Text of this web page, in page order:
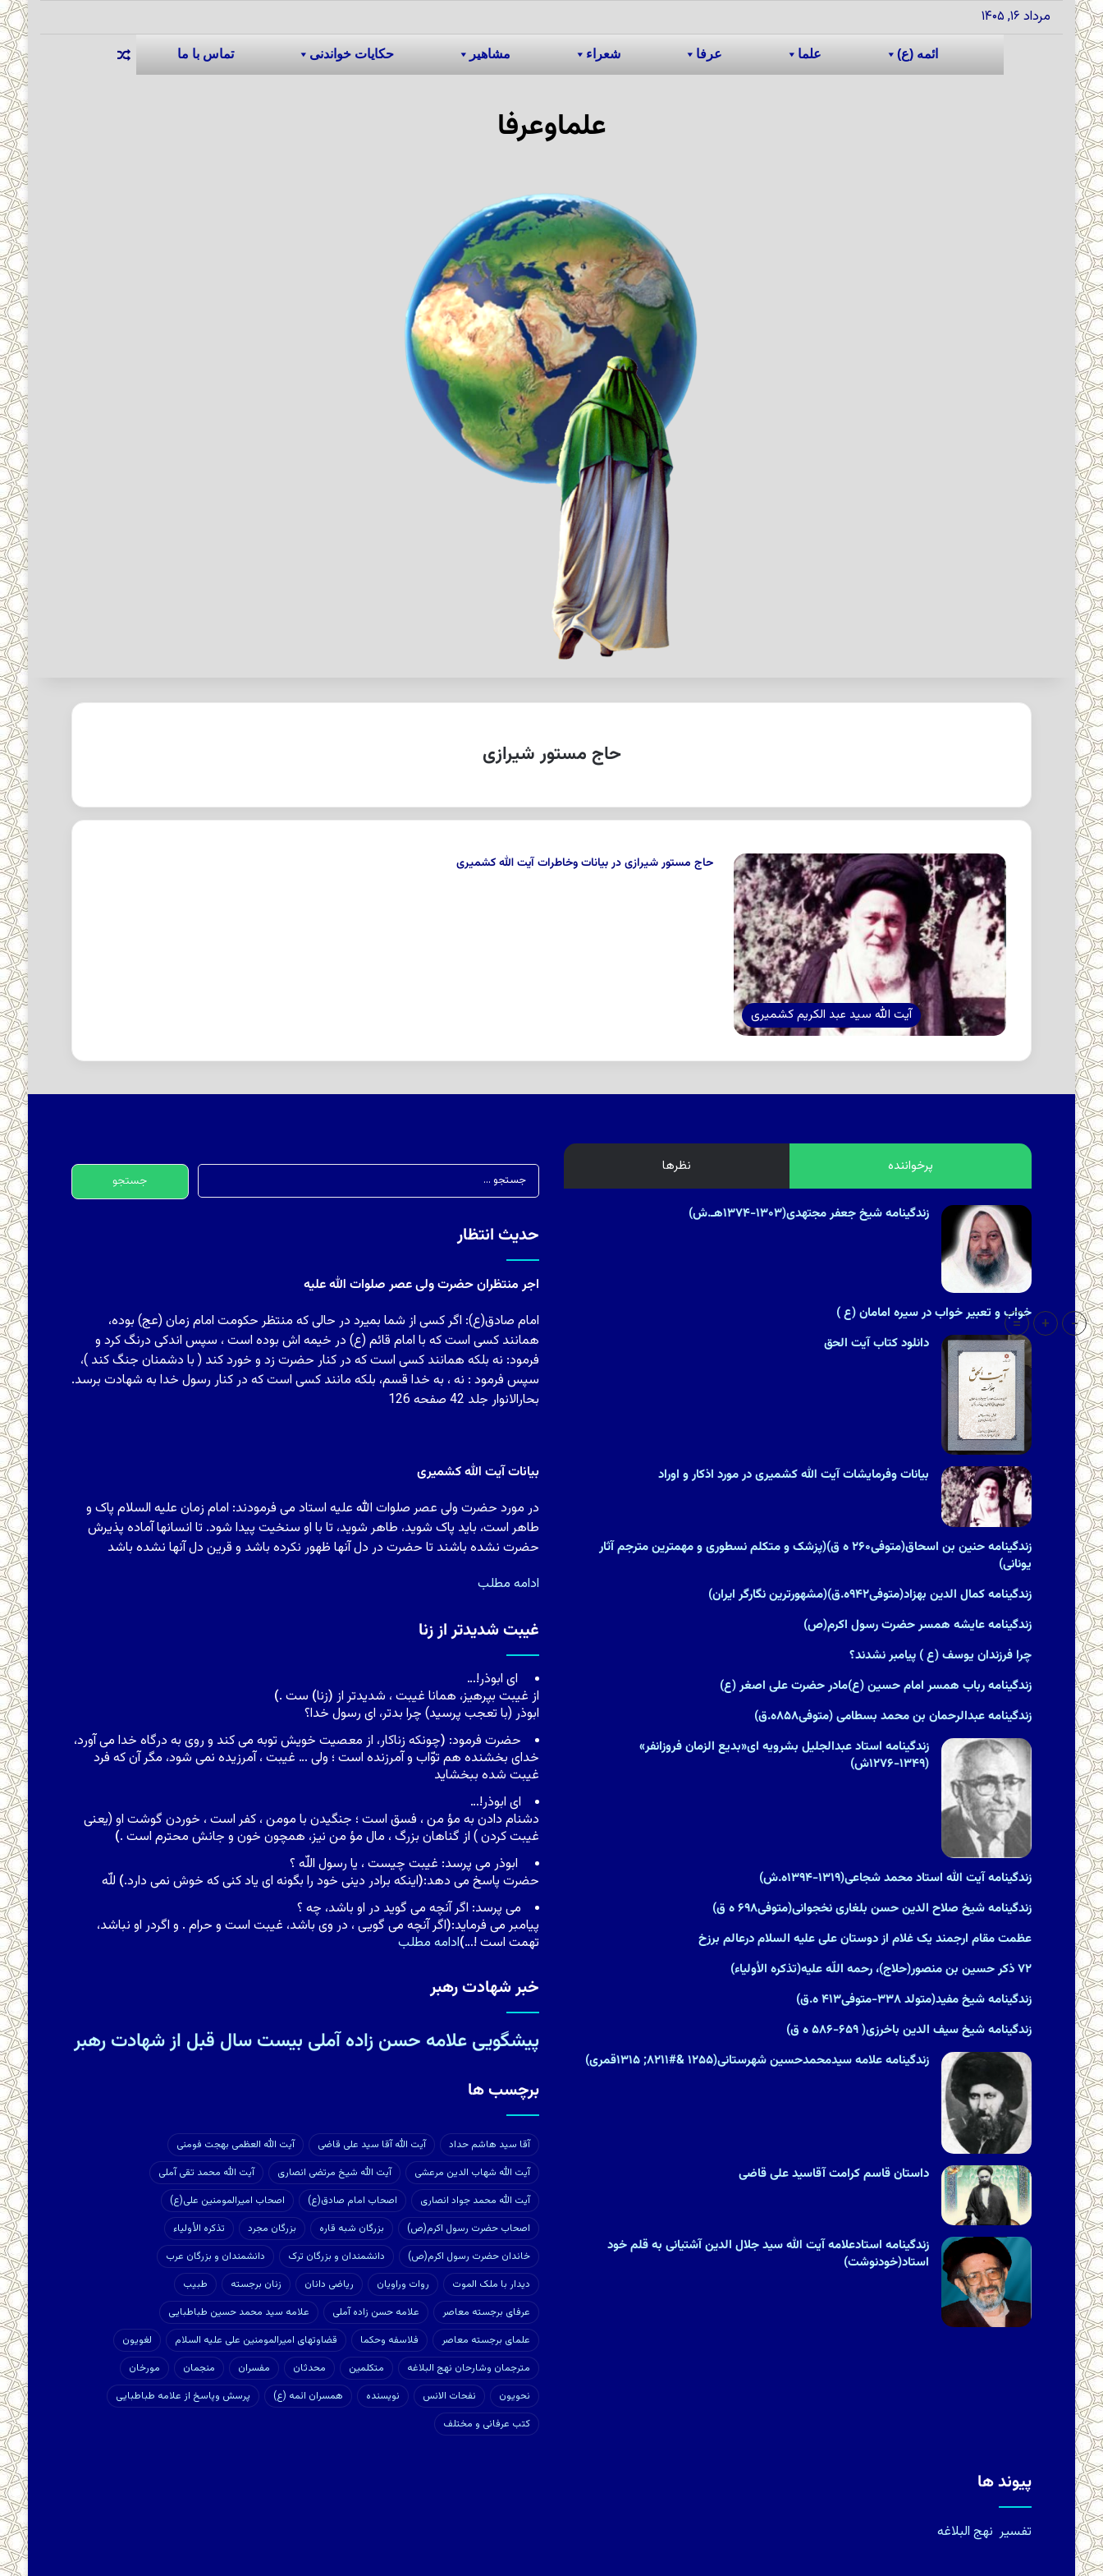
مرداد ۱۶, ۱۴۰۵
ائمه (ع) علما عرفا شعراء مشاهیر حکایات خواندنی تماس با ما نوشته تصادفی
علماوعرفا
حاج مستور شیرازی
آیت الله سید عبد الکریم کشمیری
حاج مستور شیرازى در بیانات وخاطرات آیت الله کشمیری
پرخواننده نظرها
زندگینامه شیخ جعفر مجتهدی(۱۳۰۳-۱۳۷۴هـ.ش)
خواب و تعبیر خواب در سیره امامان (ع )
دانلود کتاب آیت الحق
بیانات وفرمایشات آیت الله کشمیری در مورد اذکار و اوراد
زندگینامه حنین بن اسحاق(متوفی۲۶۰ ه ق)(پزشک و متکلم نسطورى و مهمترین مترجم آثار
یونانى)
زندگینامه کمال الدین بهزاد(متوفی۹۴۲ه.ق)(مشهورترین نگارگر ایران)
زندگینامه عایشه همسر حضرت رسول اکرم(ص)
چرا فرزندان یوسف (ع ) پیامبر نشدند؟
زندگینامه رباب همسر امام حسین (ع)مادر حضرت علی اصغر (ع)
زندگینامه عبدالرحمان بن محمد بسطامی (متوفی۸۵۸ه.ق)
زندگینامه استاد عبدالجلیل بشرویه ای«بدیع الزمان فروزانفر»
(۱۳۴۹-۱۲۷۶ش)
زندگینامه آیت الله استاد محمد شجاعی(۱۳۱۹-۱۳۹۴ه.ش)
زندگینامه شیخ صلاح الدین حسن بلغاری نخجوانی(متوفی۶۹۸ ه ق)
عظمت مقام ارجمند یک غلام از دوستان على علیه السلام درعالم برزخ
۷۲ ذکر حسین بن منصور(حلاج)، رحمه اللّه علیه‏(تذکره الأولیاء)
زندگینامه شیخ مفید(متولد ۳۳۸-متوفى‏۴۱۳ ه.ق)
زندگینامه شیخ سیف الدین باخرزی( ۶۵۹-۵۸۶ ه ق)
زندگینامه علامه سیدمحمدحسین شهرستانی(۱۲۵۵ &#۸۲۱۱; ۱۳۱۵قمری)
داستان قاسم کرامت آقاسید علی قاضی
زندگینامه استادعلامه آیت الله سید جلال الدین آشتیانی به قلم خود
استاد(خودنوشت)
جستجو
برای:
حدیث انتظار
اجر منتظران حضرت ولی عصر صلوات الله علیه
امام صادق(ع): اگر کسی از شما بمیرد در حالی که منتظر حکومت امام زمان (عج) بوده،
همانند کسی است که با امام قائم (ع) در خیمه اش بوده است ، سپس اندکی درنگ کرد و
فرمود: نه بلکه همانند کسی است که در کنار حضرت زد و خورد کند ( با دشمنان جنگ کند )،
سپس فرمود : نه ، به خدا قسم، بلکه مانند کسی است که در کنار رسول خدا به شهادت برسد.
بحارالانوار جلد 42 صفحه 126
بیانات آیت الله کشمیری
در مورد حضرت ولی عصر صلوات الله علیه استاد مى‏ فرمودند: امام زمان‏ علیه السلام پاک و
طاهر است، باید پاک شوید، طاهر شوید، تا با او سنخیت پیدا شود. تا انسان‏ها آماده پذیرش
حضرت نشده باشند تا حضرت در دل آن‏ها ظهور نکرده باشد و قرین دل آنها نشده باشد
ادامه مطلب
غیبت شدیدتر از زنا
اى ابوذر!…
از غیبت بپرهیز، همانا غیبت ، شدیدتر از (زنا) ست .)
ابوذر (با تعجب پرسید) چرا بدتر، اى رسول خدا؟
حضرت فرمود: (چونکه زناکار، از معصیت خویش توبه مى کند و روى به درگاه خدا مى آورد،
خداى بخشنده هم توّاب و آمرزنده است ؛ ولى … غیبت ، آمرزیده نمى شود، مگر آن که فرد
غیبت شده ببخشاید
اى ابوذر!…
دشنام دادن به مؤ من ، فسق است ؛ جنگیدن با مومن ، کفر است ، خوردن گوشت او (یعنى
غیبت کردن ) از گناهان بزرگ ، مال مؤ من نیز، همچون خون و جانش محترم است .)
ابوذر مى پرسد: غیبت چیست ، یا رسول اللّه ؟
حضرت پاسخ مى دهد:(اینکه برادر دینى خود را بگونه اى یاد کنى که خوش نمى دارد.) للّه
مى پرسد: اگر آنچه مى گوید در او باشد، چه ؟
پیامبر مى فرماید:(اگر آنچه مى گویى ، در وى باشد، غیبت است و حرام . و اگردر او نباشد،
تهمت است !…)ادامه مطلب
خبر شهادت رهبر
پیشگویی علامه حسن زاده آملی بیست سال قبل از شهادت رهبر
برچسب ها
آقا سید هاشم حداد آیت الله آقا سید علی قاضی
آیت الله العظمی بهجت فومنی
آیت الله شهاب الدین مرعشی
آیت الله شیخ مرتضی انصاری
آیت الله محمد تقی آملی
آیت الله محمد جواد انصاری
اصحاب امام صادق(ع)
اصحاب امیرالمومنین علی(ع)
اصحاب حضرت رسول اکرم(ص)
بزرگان شبه قاره بزرگان مجرد
تذکره الأولیاء
خاندان حضرت رسول اکرم(ص)
دانشمندان و بزرگان ترک
دانشمندان و بزرگان عرب
دیدار با ملک الموت
روات وراویان ریاضی دانان زنان برجسته
طبیب
عرفای برجسته معاصر
علامه حسن زاده آملی
علامه سید محمد حسین طباطبایی
علمای برجسته معاصر
فلاسفه وحکما قضاوتهای امیرالمومنین علی علیه السلام
لغویون
مترجمان وشارحان نهج البلاغه
متکلمین محدثان مفسران منجمان
مورخان
نحویون
نفحات الانس نویسنده همسران ائمه (ع)
پرسش وپاسخ از علامه طباطبایی
کتب عرفانی و مختلف
پیوند ها
تفسیر نهج البلاغه
-
+
=